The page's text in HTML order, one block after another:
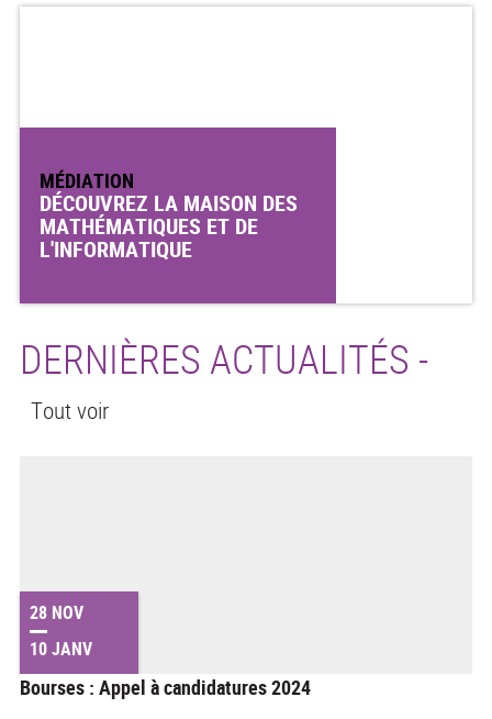
MÉDIATION
DÉCOUVREZ LA MAISON DES
MATHÉMATIQUES ET DE
L'INFORMATIQUE
DERNIÈRES ACTUALITÉS -
Tout voir
28 NOV
10 JANV
Bourses : Appel à candidatures 2024